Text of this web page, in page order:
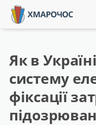
Як в
систему
фіксації